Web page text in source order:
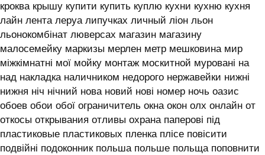
кроква крышу купити купить куплю кухни кухню кухня
лайн лента леруа липучках личный ліон льон
льонокомбінат люверсах магазин магазину
малосемейку маркизы мерлен метр мешковина мир
міжкімнатні мої мойку монтаж москитной муровані на
над накладка наличником недорого нержавейки нижні
нижня ніч нічний нова новий нові номер ночь оазис
обоев обои обої ограничитель окна окон олх онлайн от
откосы открывания отливы охрана паперові під
пластиковые пластиковых пленка плісе повісити
подвійні подоконник польша польше польща поповнити